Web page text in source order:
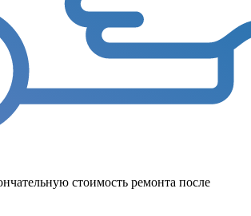
стоимость ремонта после